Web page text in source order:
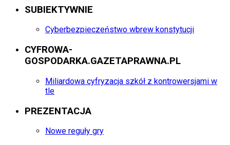
SUBIEKTYWNIE
Cyberbezpieczeństwo wbrew konstytucji
CYFROWA-
GOSPODARKA.GAZETAPRAWNA.PL
Miliardowa cyfryzacja szkół z kontrowersjami w
tle
PREZENTACJA
Nowe reguły gry